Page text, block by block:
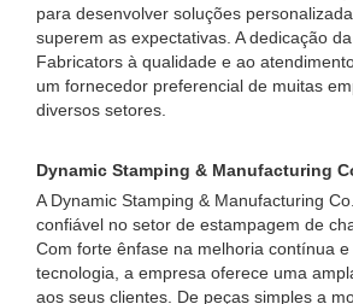
para desenvolver soluções
superem as expectativas. A dedicação
Fabricators à qualidade e ao
um fornecedor preferencial de muitas
diversos setores.
Dynamic Stamping & Manufacturing
A Dynamic Stamping & Manufacturing
confiável no setor de estampagem de
Com forte ênfase na melhoria contínua
tecnologia, a empresa oferece uma
aos seus clientes. De peças simples a